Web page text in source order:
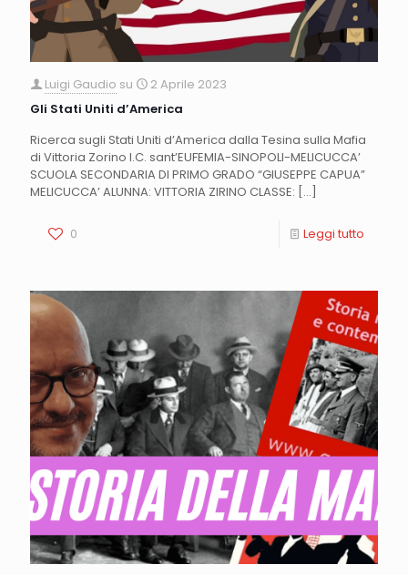
Luigi Gaudio su
2 Aprile 2023
Gli Stati Uniti d’America
Ricerca sugli Stati Uniti d’America dalla Tesina sulla Mafia
di Vittoria Zorino I.C. sant’EUFEMIA-SINOPOLI-MELICUCCA’
SCUOLA SECONDARIA DI PRIMO GRADO “GIUSEPPE CAPUA”
MELICUCCA’ ALUNNA: VITTORIA ZIRINO CLASSE: […]
0 Leggi tutto